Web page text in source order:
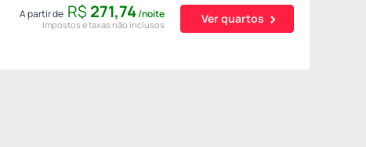
A partir de R$ 271,74/noite
Impostos e taxas não inclusos Ver quartos